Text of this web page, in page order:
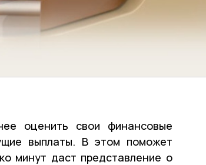
оценить свои финансовые
выплаты. В этом поможет
минут даст представление о